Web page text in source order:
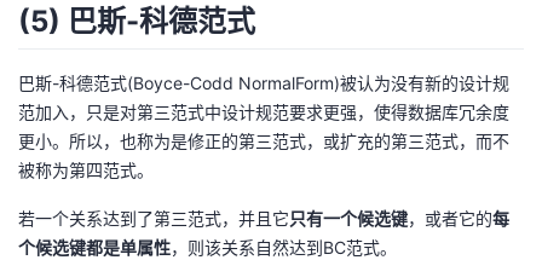
(5) 巴斯-科德范式
巴斯-科德范式(Boyce-Codd NormalForm)被认为没有新的设计规
范加入，只是对第三范式中设计规范要求更强，使得数据库冗余度
更小。所以，也称为是修正的第三范式，或扩充的第三范式，而不
被称为第四范式。
若一个关系达到了第三范式，并且它只有一个候选键，或者它的每
个候选键都是单属性，则该关系自然达到BC范式。